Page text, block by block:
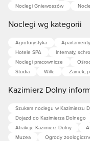
Noclegi Gniewoszów
Noclegi wg kategorii
Agroturystyka Apartamenty
Hotele SPA
Internaty,
Noclegi pracownicze
Studia
Wille Zamek,
Kazimierz Dolny
Szukam noclegu w Kazimierzu
Dojazd do Kazimierza Dolnego
Atrakcje Kazimierz Dolny
Muzea
Ogrody